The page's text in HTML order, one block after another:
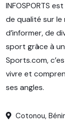
INFOSPORTS
de qualité sur
d’informer, de
sport grâce à
Sports.com,
vivre et
ses angles.
Cotonou,